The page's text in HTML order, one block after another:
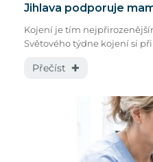
Jihlava podporuje
Kojení je tím
Světového týdne kojení si
Přečíst ✚